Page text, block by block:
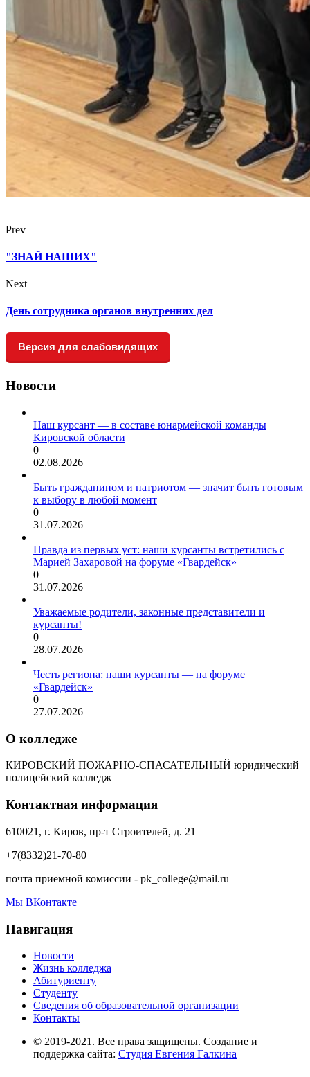
Prev
"ЗНАЙ НАШИХ"
Next
День сотрудника органов внутренних дел
Версия для слабовидящих
Новости
Наш курсант — в составе юнармейской команды
Кировской области
0
02.08.2026
Быть гражданином и патриотом — значит быть готовым
к выбору в любой момент
0
31.07.2026
Правда из первых уст: наши курсанты встретились с
Марией Захаровой на форуме «Гвардейск»
0
31.07.2026
Уважаемые родители, законные представители и
курсанты!
0
28.07.2026
Честь региона: наши курсанты — на форуме
«Гвардейск»
0
27.07.2026
О колледже
КИРОВСКИЙ ПОЖАРНО-СПАСАТЕЛЬНЫЙ юридический
полицейский колледж
Контактная информация
610021, г. Киров, пр-т Строителей, д. 21
+7(8332)21-70-80
почта приемной комиссии - pk_college@mail.ru
Мы ВКонтакте
Навигация
Новости
Жизнь колледжа
Абитуриенту
Студенту
Сведения об образовательной организации
Контакты
© 2019-2021. Все права защищены. Создание и
поддержка сайта: Студия Евгения Галкина